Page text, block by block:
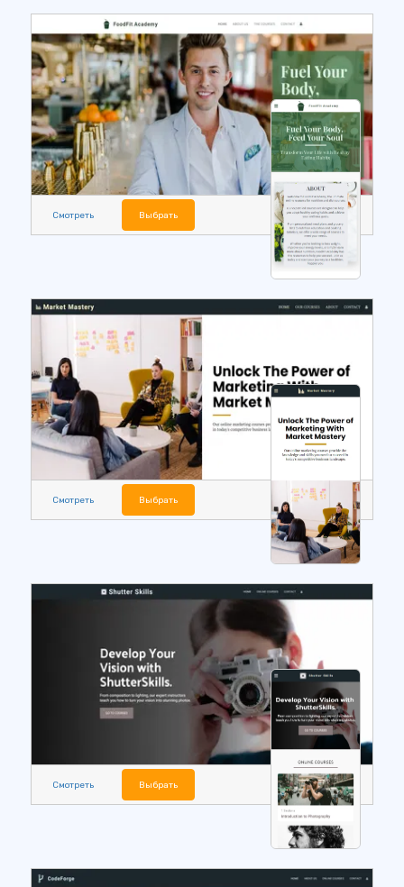
Смотреть Выбрать
Смотреть Выбрать
Смотреть Выбрать